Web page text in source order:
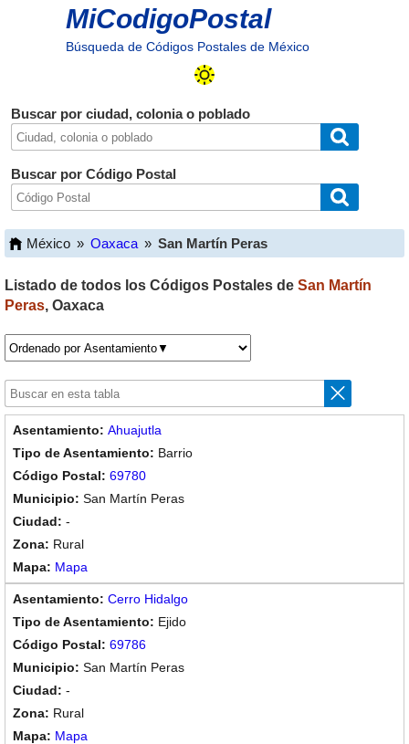
MiCodigoPostal
Búsqueda de Códigos Postales de México
Buscar por ciudad, colonia o poblado
Buscar por Código Postal
México » Oaxaca » San Martín Peras
Listado de todos los Códigos Postales de San Martín
Peras, Oaxaca
Ahuajutla
Barrio
69780
San Martín Peras
-
Rural
Mapa
Cerro Hidalgo
Ejido
69786
San Martín Peras
-
Rural
Mapa